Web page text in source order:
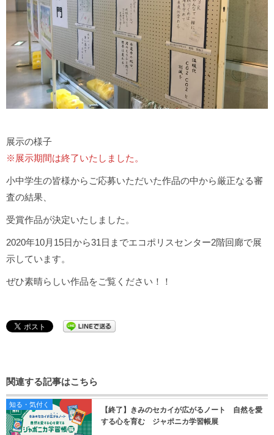
展示の様子
※展示期間は終了いたしました。
小中学生の皆様からご応募いただいた作品の中から厳正なる審
査の結果、
受賞作品が決定いたしました。
2020年10月15日から31日までエコポリスセンター2階回廊で展
示しています。
ぜひ素晴らしい作品をご覧ください！！
関連する記事はこちら
知る・気付く
【終了】きみのセカイが広がるノート 自然を愛
する心を育む ジャポニカ学習帳展